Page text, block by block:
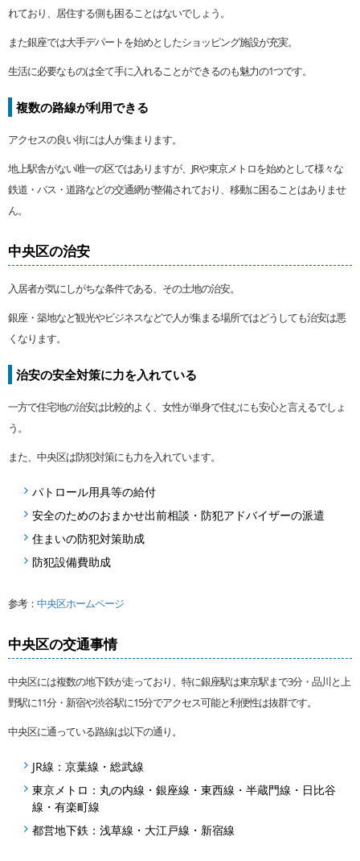
れており、居住する側も困ることはないでしょう。
また銀座では大手デパートを始めとしたショッピング施設が充実。
生活に必要なものは全て手に入れることができるのも魅力の1つです。
複数の路線が利用できる
アクセスの良い街には人が集まります。
地上駅舎がない唯一の区ではありますが、JRや東京メトロを始めとして様々な
鉄道・バス・道路などの交通網が整備されており、移動に困ることはありませ
ん。
中央区の治安
入居者が気にしがちな条件である、その土地の治安。
銀座・築地など観光やビジネスなどで人が集まる場所ではどうしても治安は悪
くなります。
治安の安全対策に力を入れている
一方で住宅地の治安は比較的よく、女性が単身で住むにも安心と言えるでしょ
う。
また、中央区は防犯対策にも力を入れています。
パトロール用具等の給付
安全のためのおまかせ出前相談・防犯アドバイザーの派遣
住まいの防犯対策助成
防犯設備費助成
参考： 中央区ホームページ
中央区の交通事情
中央区には複数の地下鉄が走っており、特に銀座駅は東京駅まで3分・品川と上
野駅に11分・新宿や渋谷駅に15分でアクセス可能と利便性は抜群です。
中央区に通っている路線は以下の通り。
JR線：京葉線・総武線
東京メトロ：丸の内線・銀座線・東西線・半蔵門線・日比谷
線・有楽町線
都営地下鉄：浅草線・大江戸線・新宿線